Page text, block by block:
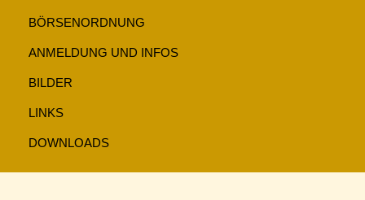
BÖRSENORDNUNG
ANMELDUNG UND INFOS
BILDER
LINKS
DOWNLOADS